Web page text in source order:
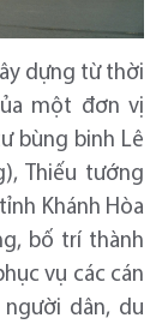
dựng từ thời
một đơn vị
bùng binh Lê
Thiếu tướng
Khánh Hòa
bố trí thành
vụ các cán
dân, du